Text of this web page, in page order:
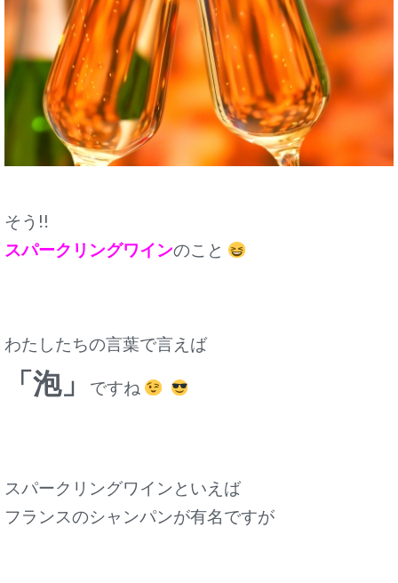
そう!!
スパークリングワインのこと
わたしたちの言葉で言えば
「泡」 ですね
スパークリングワインといえば
フランスのシャンパンが有名ですが